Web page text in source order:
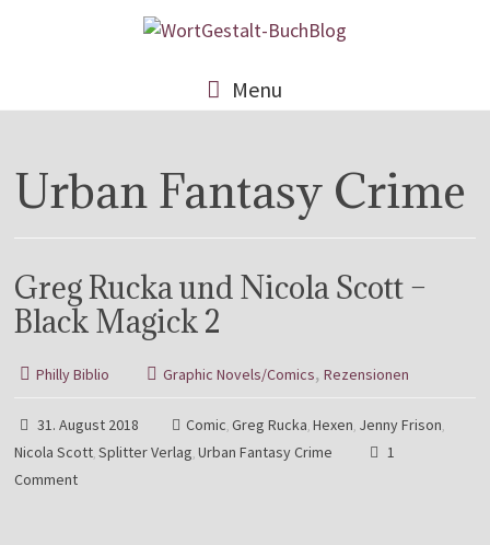
Menu
Urban Fantasy Crime
Greg Rucka und Nicola Scott –
Black Magick 2
Philly Biblio Graphic Novels/Comics,Rezensionen
31. August 2018 Comic,Greg Rucka,Hexen, Jenny Frison,
Nicola Scott,Splitter Verlag,Urban Fantasy Crime
1
Comment